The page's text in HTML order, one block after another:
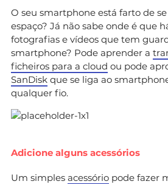
O seu smartphone está farto de
espaço? Já não sabe onde é que
fotografias e vídeos que tem
smartphone? Pode aprender a
ficheiros para a cloud ou pode
SanDisk que se liga ao
qualquer fio.
Adicione alguns acessórios
Um simples acessório pode fazer